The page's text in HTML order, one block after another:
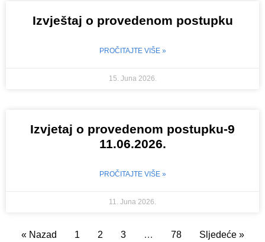
Izvještaj o provedenom postupku
PROČITAJTE VIŠE »
15. Juna 2026.
Izvjetaj o provedenom postupku-9
11.06.2026.
PROČITAJTE VIŠE »
11. Juna 2026.
« Nazad 1 2 3 … 78 Sljedeće »